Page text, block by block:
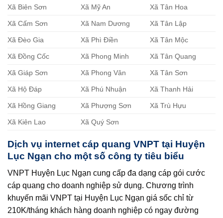
Xã Biên Sơn Xã Mỹ An Xã Tân Hoa
Xã Cấm Sơn Xã Nam Dương Xã Tân Lập
Xã Đèo Gia Xã Phì Điền Xã Tân Mộc
Xã Đồng Cốc Xã Phong Minh Xã Tân Quang
Xã Giáp Sơn Xã Phong Vân Xã Tân Sơn
Xã Hộ Đáp Xã Phú Nhuận Xã Thanh Hải
Xã Hồng Giang Xã Phượng Sơn Xã Trù Hựu
Xã Kiên Lao Xã Quý Sơn
Dịch vụ internet cáp quang VNPT tại Huyện
Lục Ngạn cho một số công ty tiêu biểu
VNPT Huyện Lục Ngạn cung cấp đa dạng cáp gói cước
cáp quang cho doanh nghiệp sử dụng. Chương trình
khuyến mãi VNPT tại Huyện Lục Ngạn giá sốc chỉ từ
210K/tháng khách hàng doanh nghiệp có ngay đường